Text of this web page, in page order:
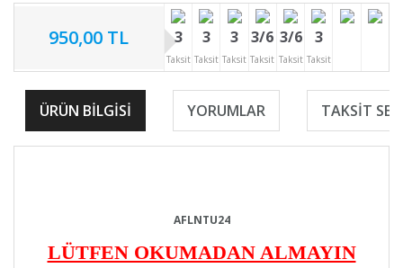
950,00 TL 3
Taksit
3
Taksit
3
Taksit
3/6
Taksit
3/6
Taksit
3
Taksit
ÜRÜN BILGISI YORUMLAR TAKSIT
AFLNTU24
LÜTFEN OKUMADAN ALMAYIN